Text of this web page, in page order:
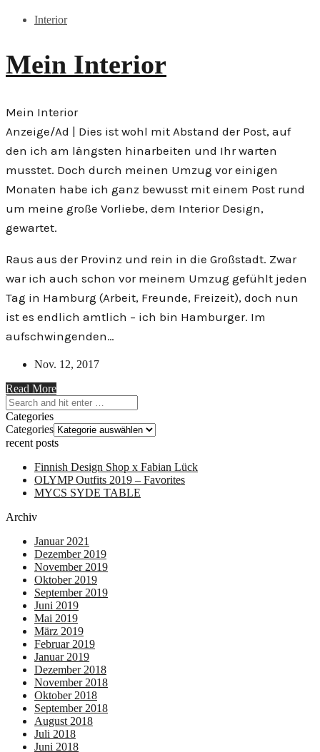
Interior
Mein Interior
Mein Interior
Anzeige/Ad | Dies ist wohl mit Abstand der Post, auf
den ich am längsten hinarbeiten und Ihr warten
musstet. Doch durch meinen Umzug vor einigen
Monaten habe ich ganz bewusst mit einem Post rund
um meine große Vorliebe, dem Interior Design,
gewartet.
Raus aus der Provinz und rein in die Großstadt. Zwar
war ich auch schon vor meinem Umzug gefühlt jeden
Tag in Hamburg (Arbeit, Freunde, Freizeit), doch nun
ist es endlich amtlich – ich bin Hamburger. Im
aufschwingenden…
Nov. 12, 2017
Read More
Categories
Categories
recent posts
Finnish Design Shop x Fabian Lück
OLYMP Outfits 2019 – Favorites
MYCS SYDE TABLE
Archiv
Januar 2021
Dezember 2019
November 2019
Oktober 2019
September 2019
Juni 2019
Mai 2019
März 2019
Februar 2019
Januar 2019
Dezember 2018
November 2018
Oktober 2018
September 2018
August 2018
Juli 2018
Juni 2018